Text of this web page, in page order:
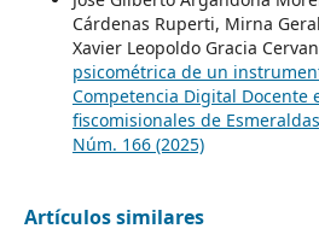
Cárdenas Ruperti, Mirna
Xavier Leopoldo Gracia
psicométrica de un
Competencia Digital Docente
fiscomisionales de
Núm. 166 (2025)
Artículos similares